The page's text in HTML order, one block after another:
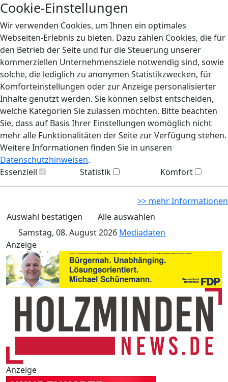
Cookie-Einstellungen
Wir verwenden Cookies, um Ihnen ein optimales
Webseiten-Erlebnis zu bieten. Dazu zählen Cookies, die für
den Betrieb der Seite und für die Steuerung unserer
kommerziellen Unternehmensziele notwendig sind, sowie
solche, die lediglich zu anonymen Statistikzwecken, für
Komforteinstellungen oder zur Anzeige personalisierter
Inhalte genutzt werden. Sie können selbst entscheiden,
welche Kategorien Sie zulassen möchten. Bitte beachten
Sie, dass auf Basis Ihrer Einstellungen womöglich nicht
mehr alle Funktionalitäten der Seite zur Verfügung stehen.
Weitere Informationen finden Sie in unseren
Datenschutzhinweisen.
Essenziell
Statistik Komfort
>> mehr Informationen
Auswahl bestätigen
Alle auswählen
Samstag, 08. August 2026 Mediadaten
Anzeige
Anzeige